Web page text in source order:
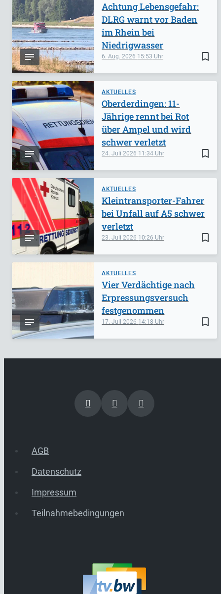
bookmark_border
6. Aug. 2026 15:53
Achtung Lebensgefahr:
DLRG warnt vor Baden
im Rhein bei
Niedrigwasser
AKTUELLES
bookmark_border
24. Juli 2026 11:34
Oberderdingen: 11-
Jährige rennt bei Rot
über Ampel und wird
schwer verletzt
AKTUELLES
bookmark_border
23. Juli 2026 10:26
Kleintransporter-Fahrer
bei Unfall auf A5 schwer
verletzt
AKTUELLES
bookmark_border
17. Juli 2026 14:18
Vier Verdächtige nach
Erpressungsversuch
festgenommen
AGB
Datenschutz
Impressum
Teilnahmebedingungen